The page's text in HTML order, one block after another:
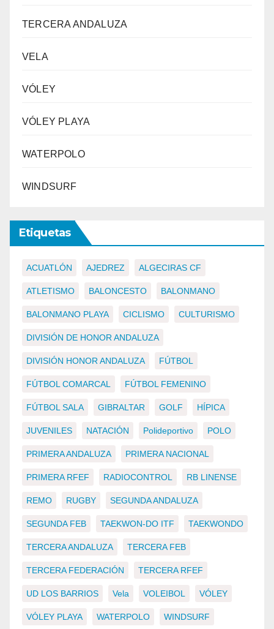
TERCERA ANDALUZA
VELA
VÓLEY
VÓLEY PLAYA
WATERPOLO
WINDSURF
Etiquetas
ACUATLÓN AJEDREZ ALGECIRAS CF
ATLETISMO BALONCESTO BALONMANO
BALONMANO PLAYA CICLISMO CULTURISMO
DIVISIÓN DE HONOR ANDALUZA
DIVISIÓN HONOR ANDALUZA FÚTBOL
FÚTBOL COMARCAL FÚTBOL FEMENINO
FÚTBOL SALA GIBRALTAR GOLF HÍPICA
JUVENILES NATACIÓN Polideportivo POLO
PRIMERA ANDALUZA PRIMERA NACIONAL
PRIMERA RFEF RADIOCONTROL RB LINENSE
REMO RUGBY SEGUNDA ANDALUZA
SEGUNDA FEB TAEKWON-DO ITF TAEKWONDO
TERCERA ANDALUZA TERCERA FEB
TERCERA FEDERACIÓN TERCERA RFEF
UD LOS BARRIOS Vela VOLEIBOL VÓLEY
VÓLEY PLAYA WATERPOLO WINDSURF